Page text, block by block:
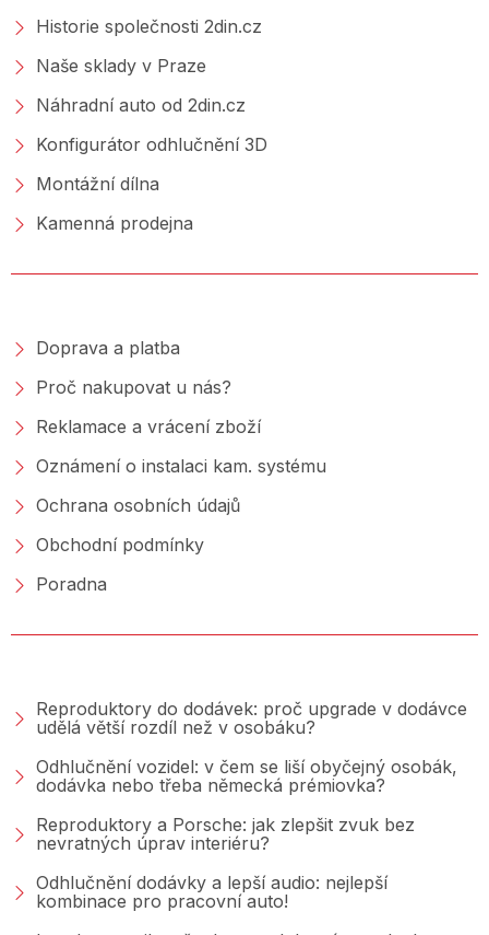
Historie společnosti 2din.cz
Naše sklady v Praze
Náhradní auto od 2din.cz
Konfigurátor odhlučnění 3D
Montážní dílna
Kamenná prodejna
Doprava a platba
Proč nakupovat u nás?
Reklamace a vrácení zboží
Oznámení o instalaci kam. systému
Ochrana osobních údajů
Obchodní podmínky
Poradna
Reproduktory do dodávek: proč upgrade v dodávce
udělá větší rozdíl než v osobáku?
Odhlučnění vozidel: v čem se liší obyčejný osobák,
dodávka nebo třeba německá prémiovka?
Reproduktory a Porsche: jak zlepšit zvuk bez
nevratných úprav interiéru?
Odhlučnění dodávky a lepší audio: nejlepší
kombinace pro pracovní auto!